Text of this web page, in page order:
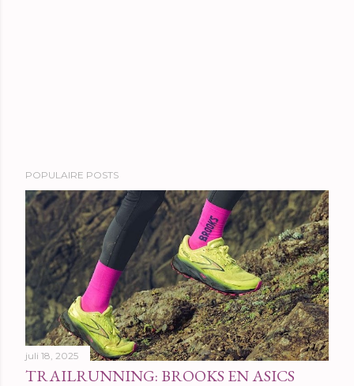
POPULAIRE POSTS
juli 18, 2025
TRAILRUNNING: BROOKS EN ASICS